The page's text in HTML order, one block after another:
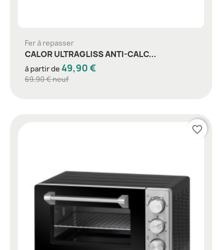
Fer à repasser
CALOR ULTRAGLISS ANTI-CALC...
à partir de 49,90 €
69.90 € neuf
favorite_border